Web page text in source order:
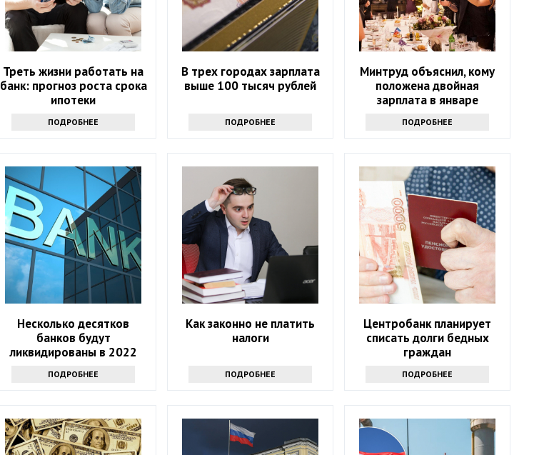
Треть жизни работать на
банк: прогноз роста срока
ипотеки
ПОДРОБНЕЕ
В трех городах зарплата
выше 100 тысяч рублей
ПОДРОБНЕЕ
Минтруд объяснил, кому
положена двойная
зарплата в январе
ПОДРОБНЕЕ
Несколько десятков
банков будут
ликвидированы в 2022
вкладами?
ПОДРОБНЕЕ
Как законно не платить
налоги
ПОДРОБНЕЕ
Центробанк планирует
списать долги бедных
граждан
ПОДРОБНЕЕ